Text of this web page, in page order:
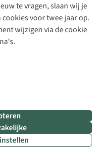
te vragen, slaan wij je
voor twee jaar op.
wijzigen via de cookie
Algemene voorwaarden